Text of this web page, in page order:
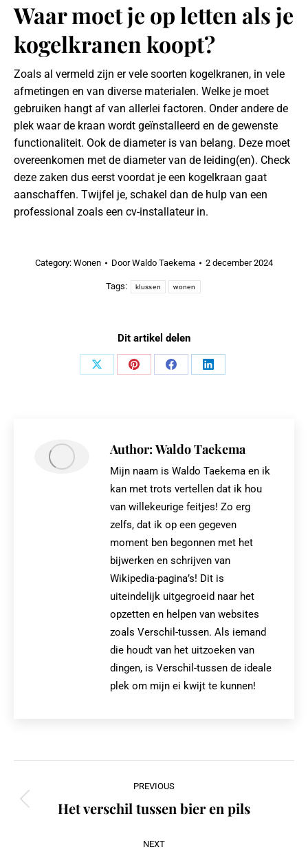
Waar moet je op letten als je
kogelkranen koopt?
Zoals al vermeld zijn er vele soorten kogelkranen, in vele
afmetingen en van diverse materialen. Welke je moet
gebruiken hangt af van allerlei factoren. Onder andere de
plek waar de kraan wordt geïnstalleerd en de gewenste
functionaliteit. Ook de diameter is van belang. Deze moet
overeenkomen met de diameter van de leiding(en). Check
deze zaken dus eerst voordat je een kogelkraan gaat
aanschaffen. Twijfel je, schakel dan de hulp van een
professional zoals een cv-installateur in.
Category: Wonen DoorWaldo Taekema 2 december 2024
Tags: klussen wonen
Dit artikel delen
Share
Share
Share
Share
Author: Waldo Taekema
Mijn naam is Waldo Taekema en ik
kan met trots vertellen dat ik hou
van willekeurige feitjes! Zo erg
zelfs, dat ik op een gegeven
moment ben begonnen met het
bijwerken en schrijven van
Wikipedia-pagina’s! Dit is
uiteindelijk uitgegroeid naar het
opzetten en helpen van websites
zoals Verschil-tussen. Als iemand
die houdt van het uitzoeken van
dingen, is Verschil-tussen de ideale
plek om mijn ei kwijt te kunnen!
navigation
PREVIOUS
Previous
Het verschil tussen bier en pils
NEXT